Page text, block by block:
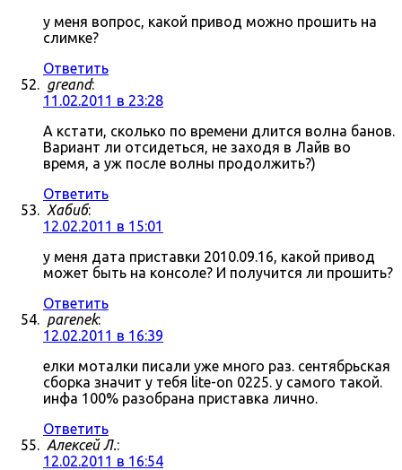
у меня вопрос, какой привод можно прошить на
слимке?
Ответить
greand:
11.02.2011 в 23:28
А кстати, сколько по времени длится волна банов.
Вариант ли отсидеться, не заходя в Лайв во
время, а уж после волны продолжить?)
Ответить
Хабиб:
12.02.2011 в 15:01
у меня дата приставки 2010.09.16, какой привод
может быть на консоле? И получится ли прошить?
Ответить
parenek:
12.02.2011 в 16:39
елки моталки писали уже много раз. сентябрьская
сборка значит у тебя lite-on 0225. у самого такой.
инфа 100% разобрана приставка лично.
Ответить
Алексей Л.:
12.02.2011 в 16:54